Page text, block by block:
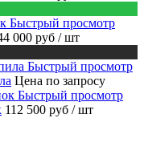
Быстрый просмотр
000 руб / шт
Быстрый просмотр
Цена по запросу
Быстрый просмотр
112 500 руб / шт